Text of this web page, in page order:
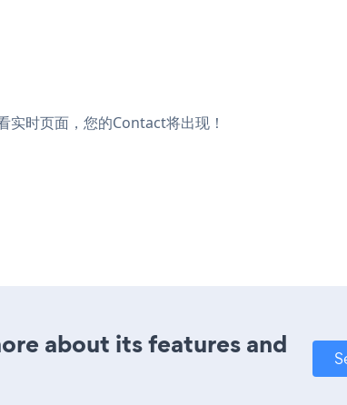
时页面，您的Contact将出现！
about its features and